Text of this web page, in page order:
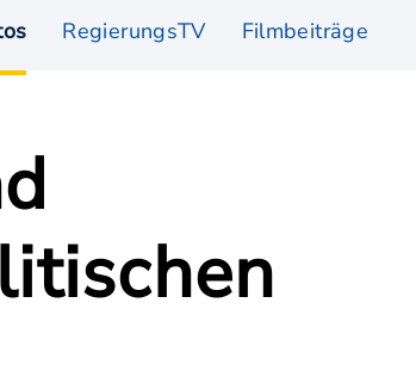
RegierungsTV Filmbeiträge